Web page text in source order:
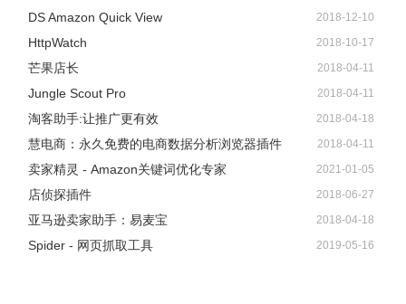
DS Amazon Quick View 2018-12-10
HttpWatch 2018-10-17
芒果店长 2018-04-11
Jungle Scout Pro 2018-04-11
淘客助手:让推广更有效 2018-04-18
慧电商：永久免费的电商数据分析浏览器插件 2018-04-11
卖家精灵 - Amazon关键词优化专家 2021-01-05
店侦探插件 2018-06-27
亚马逊卖家助手：易麦宝 2018-04-18
Spider - 网页抓取工具 2019-05-16